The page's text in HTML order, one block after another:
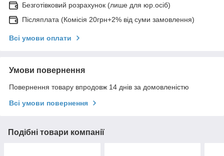
Безготівковий розрахунок (лише для юр.осіб)
Післяплата (Комісія 20грн+2% від суми замовлення)
Всі умови оплати
Умови повернення
Повернення товару впродовж 14 днів за домовленістю
Всі умови повернення
Подібні товари компанії